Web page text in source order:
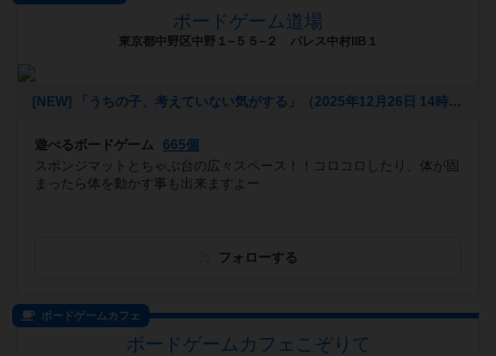
ボードゲーム道場
東京都中野区中野１−５５−２ パレス中村ⅡB１
[NEW] 「うちの子、考えていない気がする」（2025年12月26日 14時35分）
遊べるボードゲーム
665個
スポンジマットとちゃぶ台の広々スペース！！コロコロしたり、体が固
まったら体を動かす事も出来ますよー
フォローする
ボードゲームカフェ
ボードゲームカフェこぞりて